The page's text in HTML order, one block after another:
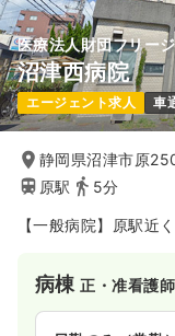
医療法人財団フリー
沼津西病院
エージェント求人 車
静岡県沼津市原
原駅
5分
【一般病院】原駅近
病棟正・准看護師